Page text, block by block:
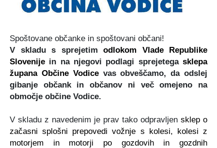
Spoštovane občanke in spoštovani občani!
V skladu s sprejetim odlokom Vlade Republike
Slovenije in na njegovi podlagi sprejetega sklepa
župana Občine Vodicevas obveščamo, da odslej
gibanje občank in občanov ni več omejeno na
območje občine Vodice.
V skladu z navedenim je prav tako odpravljen sklep o
začasni splošni prepovedi vožnje s kolesi, kolesi z
motorjem in motorji po gozdovih in gozdnih
Certifikati in priznanja
Turistična ponudba
Zbornik Občine Vodice
Lokalne volitve 2022
Participativni proračun
Predlogi predpisov v javni obravnavi
Javno podjetje Komunala Vodice, d.o.o.
Začasni zbirni center
e-Tržnica lokalnih ponudnikov hrane
RRA LUR (LAS Za mesto in vas)
Kopitarjev glas
Štab Civilne zaščite Občine Vodice
Medobčinski inšpektorat in redarstvo
Organigram občine